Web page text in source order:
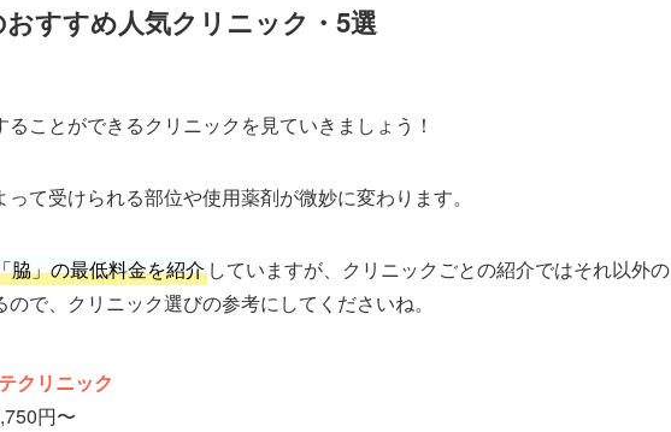
すすめ人気クリニック・5選
ことができるクリニックを見ていきましょう！
て受けられる部位や使用薬剤が微妙に変わります。
脇」の最低料金を紹介 していますが、クリニックごとの紹介ではそれ以外の
で、クリニック選びの参考にしてくださいね。
クリニック
円〜